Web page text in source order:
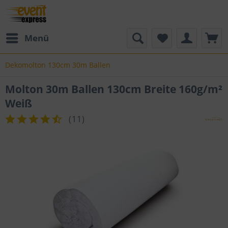
Menü
Dekomolton 130cm 30m Ballen
Molton 30m Ballen 130cm Breite 160g/m²
Weiß
(11 )